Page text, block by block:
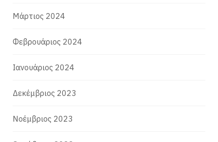
Μάρτιος 2024
Φεβρουάριος 2024
Ιανουάριος 2024
Δεκέμβριος 2023
Νοέμβριος 2023